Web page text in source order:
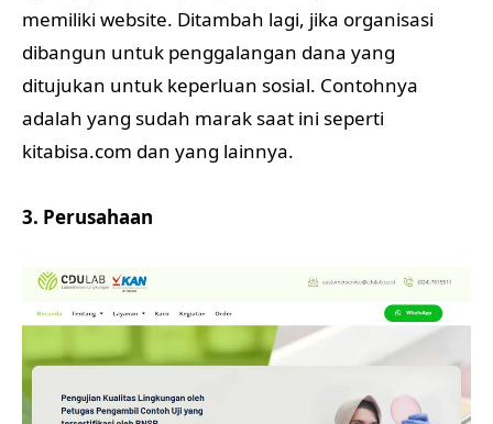
memiliki website. Ditambah lagi, jika organisasi
dibangun untuk penggalangan dana yang
ditujukan untuk keperluan sosial. Contohnya
adalah yang sudah marak saat ini seperti
kitabisa.com dan yang lainnya.
3. Perusahaan